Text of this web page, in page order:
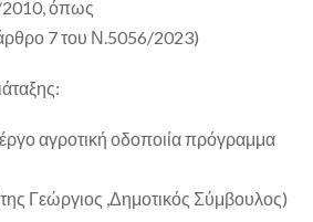
όπως
7 του Ν.5056/2023)
αγροτική οδοποιία πρόγραμμα
Γεώργιος ,Δημοτικός Σύμβουλος)